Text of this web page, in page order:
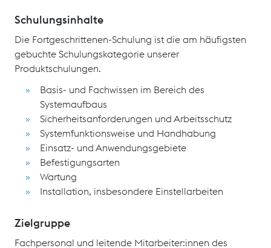
Schulungsinhalte
Die Fortgeschrittenen-Schulung ist die am häufigsten
gebuchte Schulungskategorie unserer
Produktschulungen.
Basis- und Fachwissen im Bereich des
Systemaufbaus
Sicherheitsanforderungen und Arbeitsschutz
Systemfunktionsweise und Handhabung
Einsatz- und Anwendungsgebiete
Befestigungsarten
Wartung
Installation, insbesondere Einstellarbeiten
Zielgruppe
Fachpersonal und leitende Mitarbeiter:innen des